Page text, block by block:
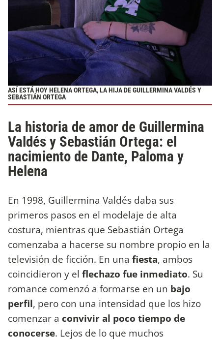
ASÍ ESTÁ HOY HELENA ORTEGA, LA HIJA DE GUILLERMINA VALDÉS Y
SEBASTIÁN ORTEGA
La historia de amor de Guillermina
Valdés y Sebastián Ortega: el
nacimiento de Dante, Paloma y
Helena
En 1998, Guillermina Valdés daba sus
primeros pasos en el modelaje de alta
costura, mientras que Sebastián Ortega
comenzaba a hacerse su nombre propio en la
televisión de ficción. En una fiesta, ambos
coincidieron y el flechazo fue inmediato. Su
romance comenzó a formarse en un bajo
perfil, pero con una intensidad que los hizo
comenzar a convivir al poco tiempo de
conocerse. Lejos de lo que muchos